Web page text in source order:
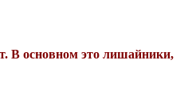
В основном это лишайники,